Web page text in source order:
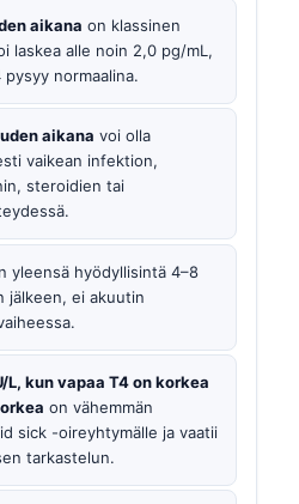
aikana on klassinen
laskea alle noin 2,0 pg/mL,
pysyy normaalina.
aikana voi olla
vaikean infektion,
steroidien tai
yleensä hyödyllisintä 4–8
jälkeen, ei akuutin
L, kun vapaa T4 on korkea
on vähemmän
sick -oireyhtymälle ja vaatii
tarkastelun.